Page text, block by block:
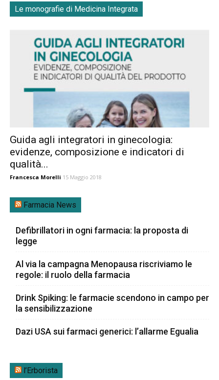
Le monografie di Medicina Integrata
Guida agli integratori in ginecologia:
evidenze, composizione e indicatori di
qualità...
Francesca Morelli 15 Maggio 2018
Farmacia News
Defibrillatori in ogni farmacia: la proposta di
legge
Al via la campagna Menopausa riscriviamo le
regole: il ruolo della farmacia
Drink Spiking: le farmacie scendono in campo per
la sensibilizzazione
Dazi USA sui farmaci generici: l’allarme Egualia
l’Erborista